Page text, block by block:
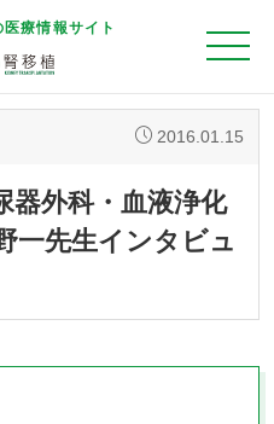
療情報サイト
2016.01.15
器外科・血液浄化
先生インタビュ